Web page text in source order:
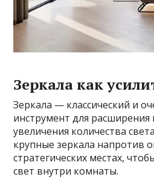
Зеркала как
Зеркала — классический и
инструмент для расширения
увеличения количества
крупные зеркала напротив
стратегических местах,
свет внутри комнаты.